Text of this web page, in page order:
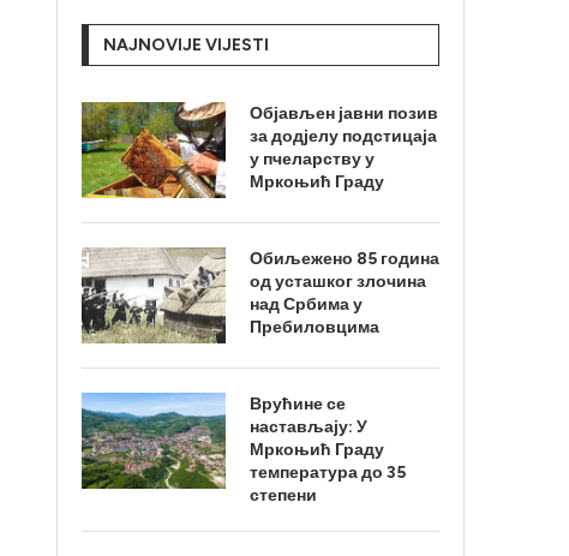
NAJNOVIJE VIJESTI
Објављен јавни позив
за додјелу подстицаја
у пчеларству у
Мркоњић Граду
Обиљежено 85 година
од усташког злочина
над Србима у
Пребиловцима
Врућине се
настављају: У
Мркоњић Граду
температура до 35
степени